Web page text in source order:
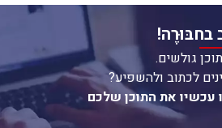
בחבּוּרֶה!
גולשים.
לכתוב ולהשפיע?
עכשיו את התוכן שלכם